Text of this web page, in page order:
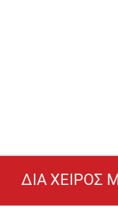
ΔΙΑ ΧΕΙΡΟΣ